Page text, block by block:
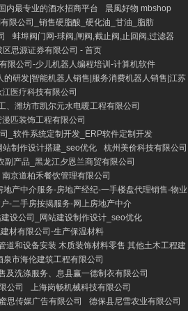
内最专业的酒水招商平台
晨風好物 mbshop
限公司_销售硬脂酸_硬化油_甘油_脂肪
蚌埠阀门网-球阀,闸阀,截止阀,止回阀,过滤器
区思源证券有限公司 - 首页
限公司-少儿机器人编程培训-计算机软件
研发|智能机器人销售|服务消费机器人销售|江苏
江医疗科技有限公司
、潍坊市凯尔元水电暖工程有限公司
漫匹装饰工程有限公司
_软件系统定制开发_ERP软件定制开发
制作设计搭建_seo优化
杭州美价科技有限公司
副产品_黑龙江夕恩兰商贸有限公司
京道柏禾餐饮管理有限公司
产中介服务-房地产经纪-一手楼盘代理销售-物业
-二手房按揭服务-网上房地产中介
设公司_网站建设制作设计_seo优化
材有限公司-生产保温材料
道和设备安装 木质装饰材料零售 其他土木工程建
泉市海伦建筑工程有限公司
及洗涤服务、息县赢一德制衣有限公司
公司
上海岗畅机械科技有限公司
思传媒广告有限公司
德保县尼雪农业有限公司